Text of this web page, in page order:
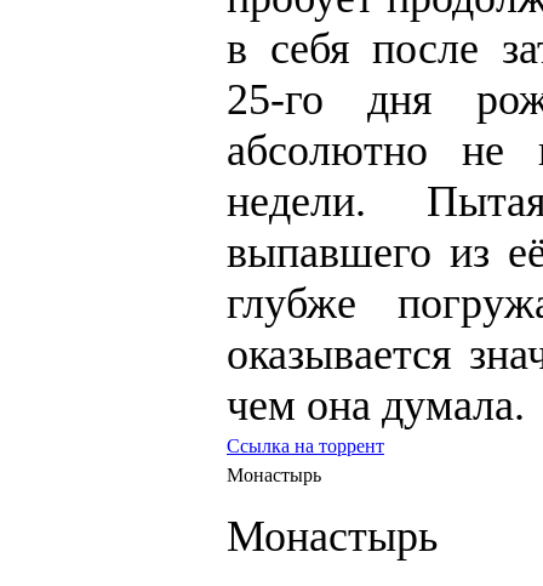
в себя после
25-го дня
абсолютно не
недели.
выпавшего из
глубже
оказывается
чем она думала.
Ссылка на торрент
Монастырь
Монастырь